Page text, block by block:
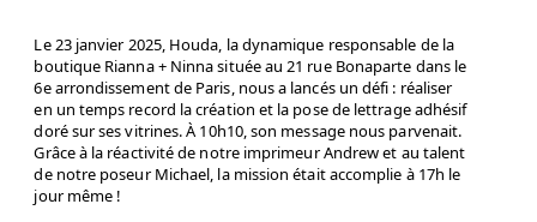
Le 23 janvier 2025, Houda, la dynamique responsable de la
boutique Rianna + Ninna située au 21 rue Bonaparte dans le
6e arrondissement de Paris, nous a lancés un défi : réaliser
en un temps record la création et la pose de lettrage adhésif
doré sur ses vitrines. À 10h10, son message nous parvenait.
Grâce à la réactivité de notre imprimeur Andrew et au talent
de notre poseur Michael, la mission était accomplie à 17h le
jour même !